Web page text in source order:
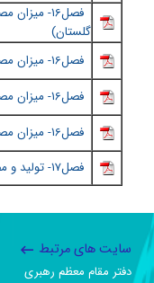
فصل١6 -ميزان
گلستان)
فصل١6 -ميزان
فصل١6 -ميزان
فصل١6 -ميزان
فصل١7 - توليد و
سایت های مرتبط
دفتر مقام معظم رهبری